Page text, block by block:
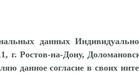
данных
г. Ростов-на-Дону,
данное согласие в своих